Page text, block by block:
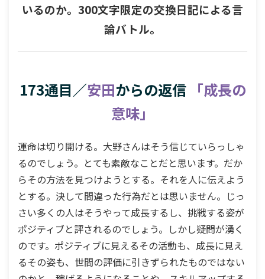
いるのか。300文字限定の交換日記による言
論バトル。
173通目／安田からの返信 「成長の
意味」
運命は切り開ける。大野さんはそう信じていらっしゃ
るのでしょう。とても素敵なことだと思います。だか
らその方法を見つけようとする。それを人に伝えよう
とする。決して間違った行為だとは思いません。じっ
さい多くの人はそうやって成長するし、挑戦する姿が
ポジティブと評されるのでしょう。しかし疑問が湧く
のです。ポジティブに見えるその活動も、成長に見え
るその姿も、世間の評価に引きずられたものではない